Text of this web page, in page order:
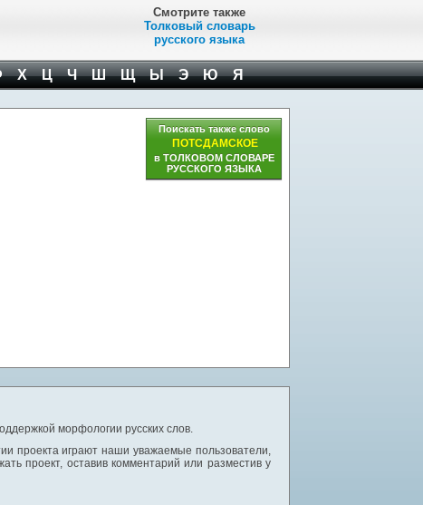
Смотрите также
Толковый словарь
русского языка
Х Ц Ч Ш Щ Ы Э Ю Я
Поискать также слово
ПОТСДАМСКОЕ
в ТОЛКОВОМ СЛОВАРЕ
РУССКОГО ЯЗЫКА
морфологии русских слов.
проекта играют наши уважаемые пользователи,
проект, оставив комментарий или разместив у